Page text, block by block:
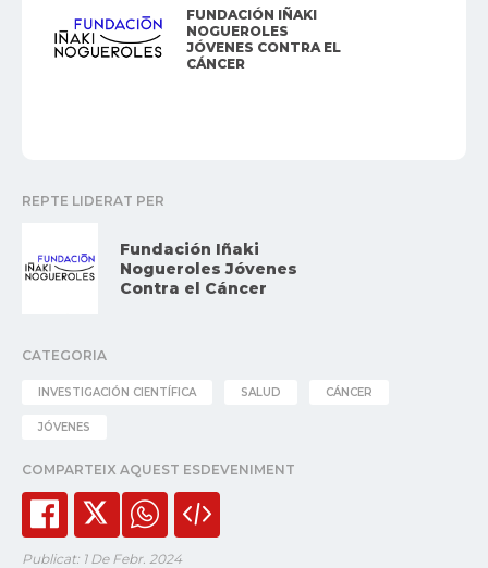
FUNDACIÓN IÑAKI
NOGUEROLES
JÓVENES CONTRA EL
CÁNCER
REPTE LIDERAT PER
Fundación Iñaki
Nogueroles Jóvenes
Contra el Cáncer
CATEGORIA
INVESTIGACIÓN CIENTÍFICA SALUD CÁNCER
JÓVENES
COMPARTEIX AQUEST ESDEVENIMENT
Publicat: 1 De Febr. 2024